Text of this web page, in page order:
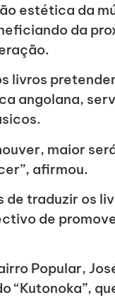
estética da
da
livros
angolana,
maior
afirmou.
traduzir os
de
Popular,